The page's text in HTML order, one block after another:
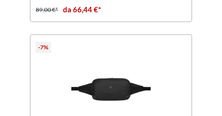
89,00 €* da 66,44 €*
-7%